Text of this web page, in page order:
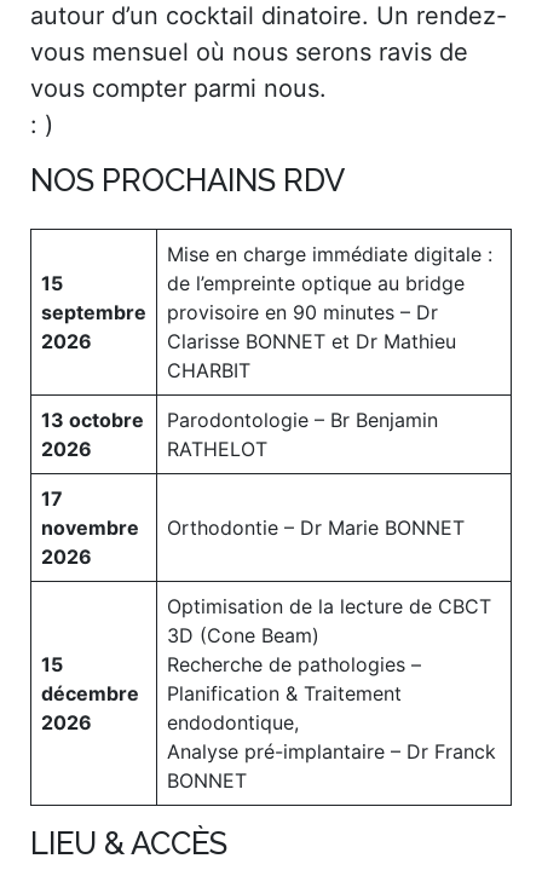
autour d’un cocktail dinatoire. Un rendez-
vous mensuel où nous serons ravis de
vous compter parmi nous.
: )
NOS PROCHAINS RDV
15
septembre
2026
Mise en charge immédiate digitale :
de l’empreinte optique au bridge
provisoire en 90 minutes – Dr
Clarisse BONNET et Dr Mathieu
CHARBIT
13 octobre
2026
Parodontologie – Br Benjamin
RATHELOT
17
novembre
2026
Orthodontie – Dr Marie BONNET
15
décembre
2026
Optimisation de la lecture de CBCT
3D (Cone Beam)
Recherche de pathologies –
Planification & Traitement
endodontique,
Analyse pré-implantaire – Dr Franck
BONNET
LIEU & ACCÈS